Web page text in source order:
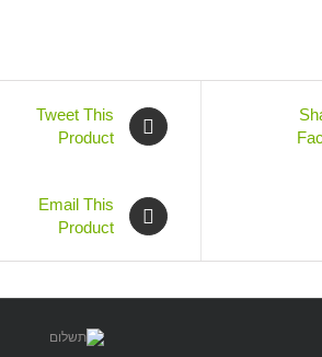
Tweet This
Product
Email This
Product